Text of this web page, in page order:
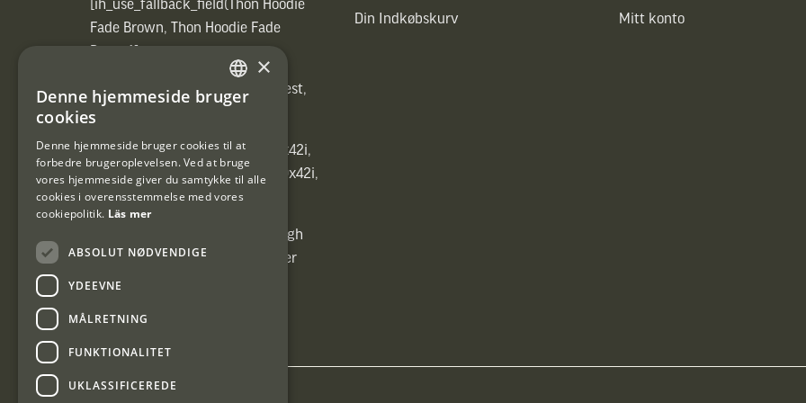
[ih_use_fallback_field(Thon Hoodie
Fade Brown, Thon Hoodie Fade
[ih_use_fallback_field(Heated vest,
Heated vest)]
[ih_use_fallback_field(C6 1,7-10x42i,
6ggr förstoringsväxel!, C6 1,7-10x42i,
6ggr förstoringsväxel!)]
[ih_use_fallback_field(Carrier High
Energy Professional 15kg, Carrier
High Energy Professional 15kg)]
Din Indkøbskurv Mitt konto
SWEDISH
×
Denne hjemmeside bruger
cookies
Denne hjemmeside bruger cookies til at
forbedre brugeroplevelsen. Ved at bruge
vores hjemmeside giver du samtykke til alle
cookies i overensstemmelse med vores
cookiepolitik. Läs mer
ABSOLUT NØDVENDIGE
YDEEVNE
MÅLRETNING
FUNKTIONALITET
UKLASSIFICEREDE